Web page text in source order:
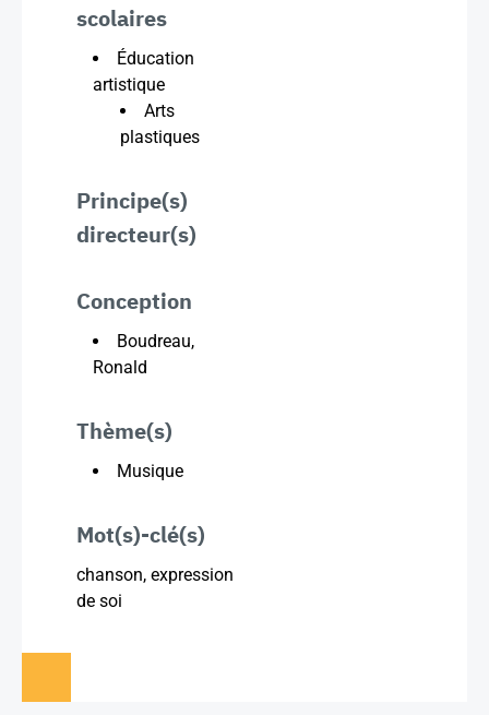
scolaires
Éducation
artistique
Arts
plastiques
Principe(s)
directeur(s)
Conception
Boudreau,
Ronald
Thème(s)
Musique
Mot(s)-clé(s)
chanson, expression
de soi